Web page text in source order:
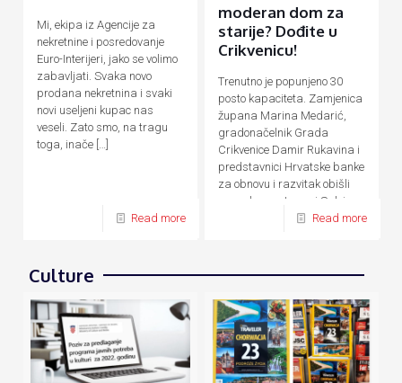
Mi, ekipa iz Agencije za
nekretnine i posredovanje
Euro-Interijeri, jako se volimo
zabavljati. Svaka novo
prodana nekretnina i svaki
novi useljeni kupac nas
veseli. Zato smo, na tragu
toga, inače […]
Read more
moderan dom za
starije? Dođite u
Crikvenicu!
Trenutno je popunjeno 30
posto kapaciteta. Zamjenica
župana Marina Medarić,
gradonačelnik Grada
Crikvenice Damir Rukavina i
predstavnici Hrvatske banke
za obnovu i razvitak obišli
su nedavno otvoreni Salvia
Senior Residence, […]
Read more
Culture